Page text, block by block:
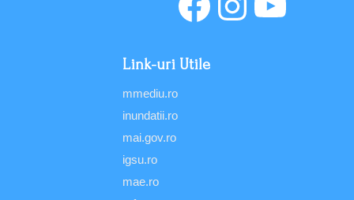
Link-uri Utile
mmediu.ro
inundatii.ro
mai.gov.ro
igsu.ro
mae.ro